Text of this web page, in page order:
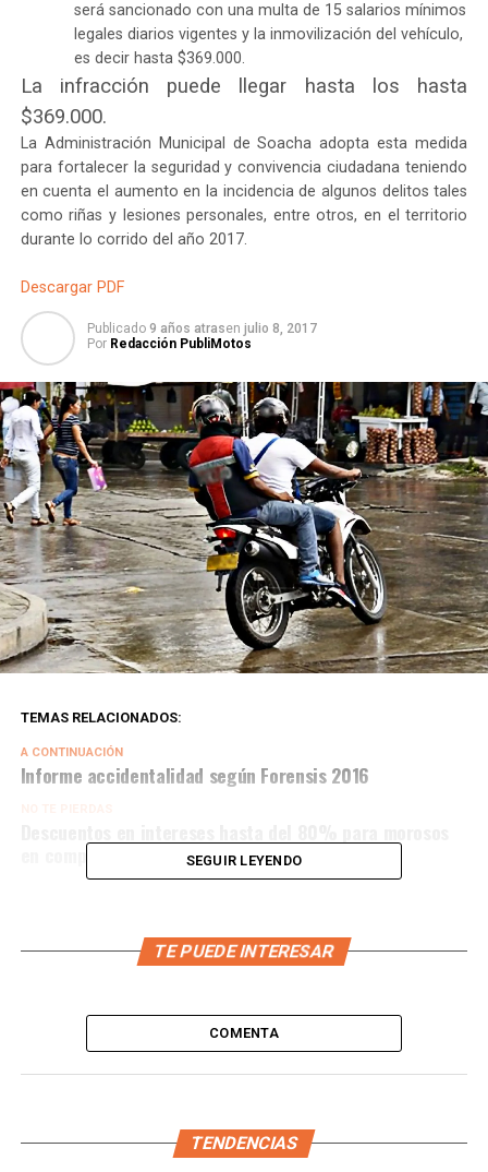
será sancionado con una multa de 15 salarios mínimos
legales diarios vigentes y la inmovilización del vehículo,
es decir hasta $369.000.
La infracción puede llegar hasta los hasta
$369.000.
La Administración Municipal de Soacha adopta esta medida
para fortalecer la seguridad y convivencia ciudadana teniendo
en cuenta el aumento en la incidencia de algunos delitos tales
como riñas y lesiones personales, entre otros, en el territorio
durante lo corrido del año 2017.
Descargar PDF
Publicado 9 años atrasen julio 8, 2017
Por Redacción PubliMotos
TEMAS RELACIONADOS:
A CONTINUACIÓN
Informe accidentalidad según Forensis 2016
en comparendos.
SEGUIR LEYENDO
TE PUEDE INTERESAR
COMENTA
TENDENCIAS